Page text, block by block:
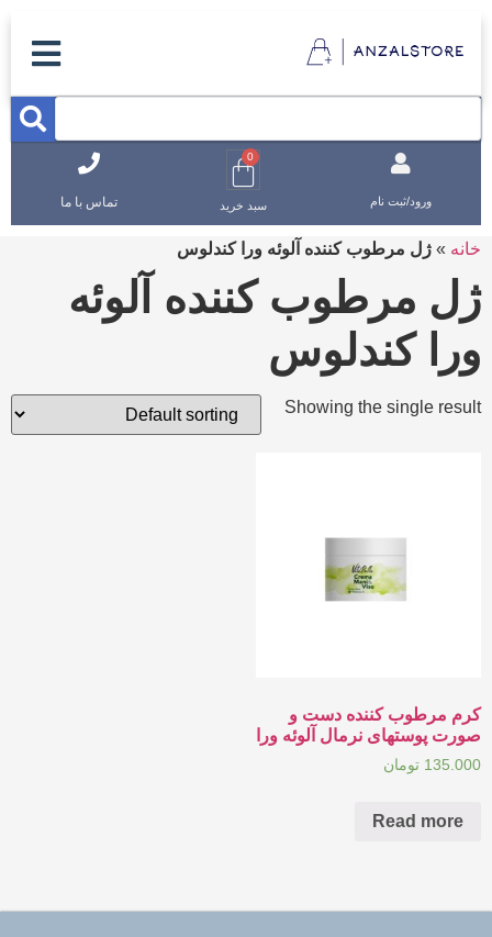
ورود/ثبت نام
0
سبد خرید تماس با ما
خانه » ژل مرطوب کننده آلوئه ورا کندلوس
ژل مرطوب کننده آلوئه
ورا کندلوس
Showing the single result
کرم مرطوب کننده دست و
صورت پوستهای نرمال آلوئه ورا
135.000 تومان
Read more